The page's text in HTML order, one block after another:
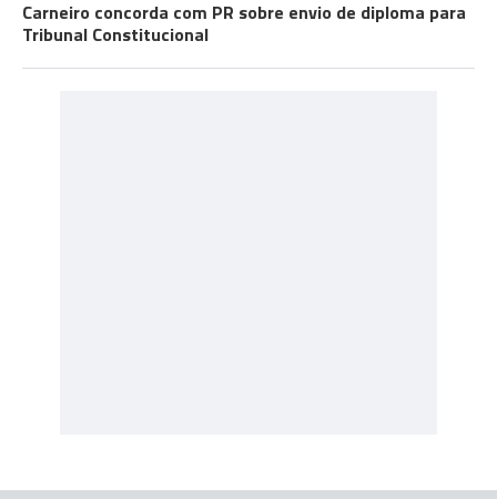
Carneiro concorda com PR sobre envio de diploma para
Tribunal Constitucional